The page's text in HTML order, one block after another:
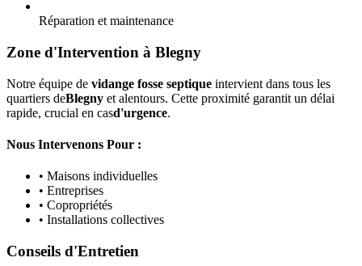
Réparation et maintenance
Zone d'Intervention à Blegny
Notre équipe de vidange fosse septique intervient dans tous les
quartiers deBlegny et alentours. Cette proximité garantit un délai
rapide, crucial en casd'urgence.
Nous Intervenons Pour :
• Maisons individuelles
• Entreprises
• Copropriétés
• Installations collectives
Conseils d'Entretien